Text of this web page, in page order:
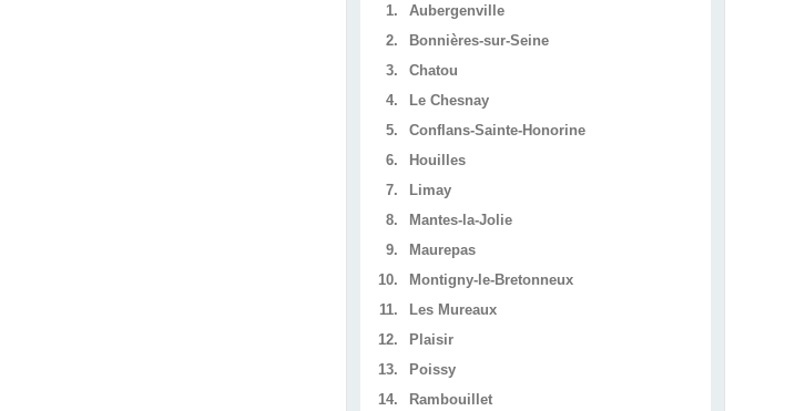
1.
Aubergenville
2.
Bonnières-sur-Seine
3.
Chatou
4.
Le Chesnay
5.
Conflans-Sainte-Honorine
6.
Houilles
7.
Limay
8.
Mantes-la-Jolie
9.
Maurepas
10.
Montigny-le-Bretonneux
11.
Les Mureaux
12.
Plaisir
13.
Poissy
14.
Rambouillet